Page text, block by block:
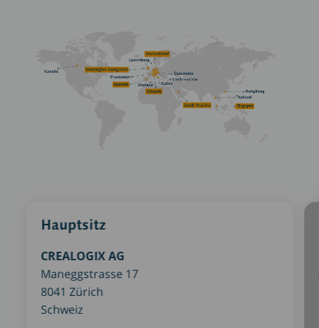
Hauptsitz
CREALOGIX AG
Maneggstrasse 17
8041 Zürich
Schweiz